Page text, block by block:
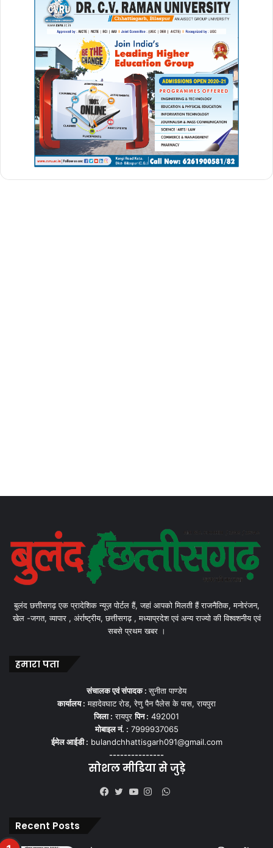
बुलंद छत्तीसगढ़ एक प्रादेशिक न्यूज़ पोर्टल हैं, जहां आपको मिलती हैं राजनैतिक, मनोरंजन,
खेल -जगत, व्यापार , अंर्राष्ट्रीय, छत्तीसगढ़ , मध्याप्रदेश एवं अन्य राज्यो की विश्वशनीय एवं
सबसे प्रथम खबर ।
हमारा पता
संचालक एवं संपादक :सुनीता पाण्डेय
कार्यालय : महादेवघाट रोड, रेणु पैन पैलेस के पास, रायपुरा
जिला : रायपुरपिन : 492001
मोबाइल नं. : 7999937065
ईमेल आईडी : bulandchhattisgarh091@gmail.com
---------------
सोशल मीडिया से जुड़े
WhatsApp
Recent Posts